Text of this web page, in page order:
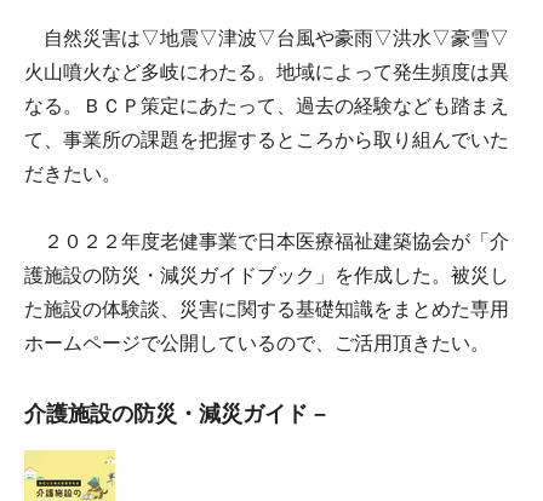
自然災害は▽地震▽津波▽台風や豪雨▽洪水▽豪雪▽
火山噴火など多岐にわたる。地域によって発生頻度は異
なる。ＢＣＰ策定にあたって、過去の経験なども踏まえ
て、事業所の課題を把握するところから取り組んでいた
だきたい。
２０２２年度老健事業で日本医療福祉建築協会が「介
護施設の防災・減災ガイドブック」を作成した。被災し
た施設の体験談、災害に関する基礎知識をまとめた専用
ホームページで公開しているので、ご活用頂きたい。
介護施設の防災・減災ガイド –